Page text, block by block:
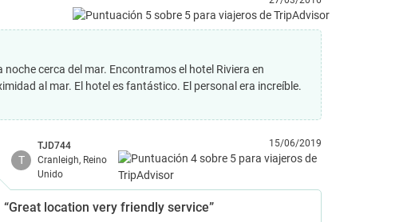
cerca del mar. Encontramos el hotel Riviera en
al mar. El hotel es fantástico. El personal era increíble.
T
TJD744
Cranleigh, Reino
Unido
15/06/2019
“Great location very friendly service”